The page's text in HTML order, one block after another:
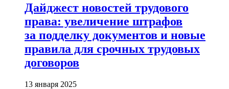
Дайджест новостей трудового
права: увеличение штрафов
за подделку документов и новые
правила для срочных трудовых
договоров
13 января 2025